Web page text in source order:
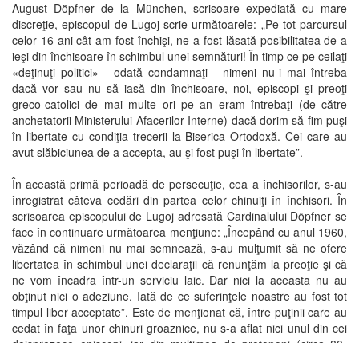
August Döpfner de la München, scrisoare expediată cu mare
discreţie, episcopul de Lugoj scrie următoarele: „Pe tot parcursul
celor 16 ani cât am fost închişi, ne-a fost lăsată posibilitatea de a
ieşi din închisoare în schimbul unei semnături! În timp ce pe ceilaţi
«deţinuţi politici» - odată condamnaţi - nimeni nu-i mai întreba
dacă vor sau nu să iasă din închisoare, noi, episcopi şi preoţi
greco-catolici de mai multe ori pe an eram întrebaţi (de către
anchetatorii Ministerului Afacerilor Interne) dacă dorim să fim puşi
în libertate cu condiţia trecerii la Biserica Ortodoxă. Cei care au
avut slăbiciunea de a accepta, au şi fost puşi în libertate”.
În această primă perioadă de persecuţie, cea a închisorilor, s-au
înregistrat câteva cedări din partea celor chinuiţi în închisori. În
scrisoarea episcopului de Lugoj adresată Cardinalului Döpfner se
face în continuare următoarea menţiune: „Începând cu anul 1960,
văzând că nimeni nu mai semnează, s-au mulţumit să ne ofere
libertatea în schimbul unei declaraţii că renunţăm la preoţie şi că
ne vom încadra într-un serviciu laic. Dar nici la aceasta nu au
obţinut nici o adeziune. Iată de ce suferinţele noastre au fost tot
timpul liber acceptate”. Este de menţionat că, între puţinii care au
cedat în faţa unor chinuri groaznice, nu s-a aflat nici unul din cei